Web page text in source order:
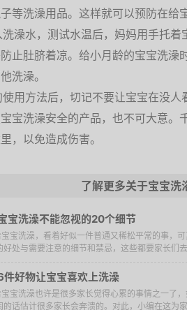
等洗澡用品。这样就可以预防在给
澡水，测试水温后，妈妈用手托
止肚脐着凉。给小月龄的宝宝洗澡
洗澡。
用方法后，切记不要让宝宝在没
宝洗澡安全的产品，也不可大意。
，以免造成伤害。
了解更多关于宝宝洗
宝洗澡不能忽视的20个细节
宝洗澡，看着好似一件普通又稀松平常的事，
好处与需要注意的细节和禁忌，这些都要家长们
件好物让宝宝喜欢上洗澡
宝洗澡也许是很多家长觉得心累的事情之一了
的话估计很多家长会奔溃的。对此，小编在这为